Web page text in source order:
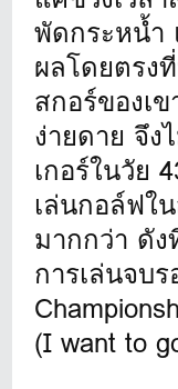
พัดกระหน้ำ
ผลโดยตรง
สกอร์ของเ
ง่ายดาย จึง
เกอร์ในวัย
เล่นกอล์ฟใ
มากกว่า ดั
การเล่นจบ
(I want to